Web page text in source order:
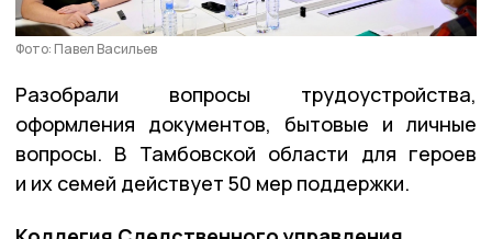
Фото: Павел Васильев
Разобрали вопросы трудоустройства,
оформления документов, бытовые и личные
вопросы. В Тамбовской области для героев
и их семей действует 50 мер поддержки.